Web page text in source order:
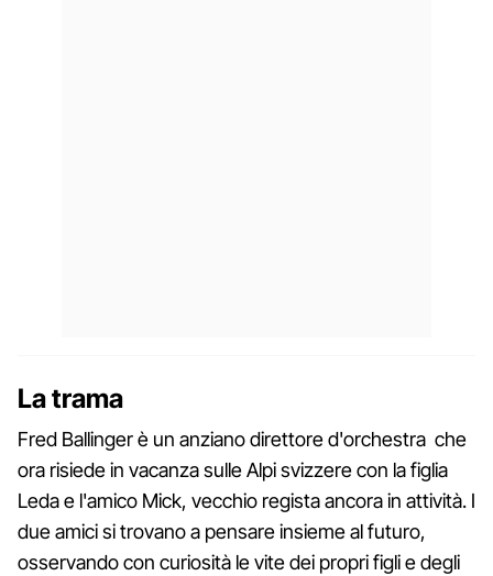
La trama
Fred Ballinger è un anziano direttore d'orchestra che
ora risiede in vacanza sulle Alpi svizzere con la figlia
Leda e l'amico Mick, vecchio regista ancora in attività. I
due amici si trovano a pensare insieme al futuro,
osservando con curiosità le vite dei propri figli e degli